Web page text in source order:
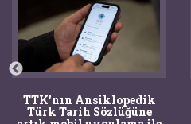
TTK'nın Ansiklopedik
Türk Tarih Sözlüğüne